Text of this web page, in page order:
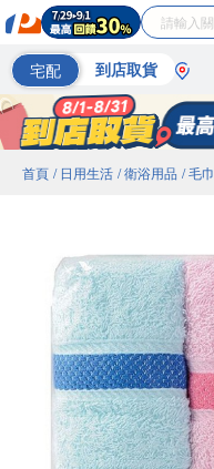
宅配 到店取貨
首頁 / 日用生活 / 衛浴用品 / 毛